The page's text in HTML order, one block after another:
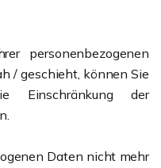
personenbezogenen
/ geschieht, können Sie
Einschränkung der
Daten nicht mehr